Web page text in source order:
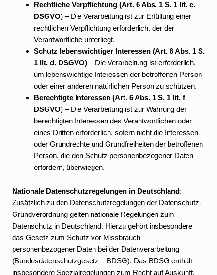
Rechtliche Verpflichtung (Art. 6 Abs. 1 S. 1 lit. c.
DSGVO) – Die Verarbeitung ist zur Erfüllung einer
rechtlichen Verpflichtung erforderlich, der der
Verantwortliche unterliegt.
Schutz lebenswichtiger Interessen (Art. 6 Abs. 1 S.
1 lit. d. DSGVO) – Die Verarbeitung ist erforderlich,
um lebenswichtige Interessen der betroffenen Person
oder einer anderen natürlichen Person zu schützen.
Berechtigte Interessen (Art. 6 Abs. 1 S. 1 lit. f.
DSGVO) – Die Verarbeitung ist zur Wahrung der
berechtigten Interessen des Verantwortlichen oder
eines Dritten erforderlich, sofern nicht die Interessen
oder Grundrechte und Grundfreiheiten der betroffenen
Person, die den Schutz personenbezogener Daten
erfordern, überwiegen.
Nationale Datenschutzregelungen in Deutschland:
Zusätzlich zu den Datenschutzregelungen der Datenschutz-
Grundverordnung gelten nationale Regelungen zum
Datenschutz in Deutschland. Hierzu gehört insbesondere
das Gesetz zum Schutz vor Missbrauch
personenbezogener Daten bei der Datenverarbeitung
(Bundesdatenschutzgesetz – BDSG). Das BDSG enthält
insbesondere Spezialregelungen zum Recht auf Auskunft,